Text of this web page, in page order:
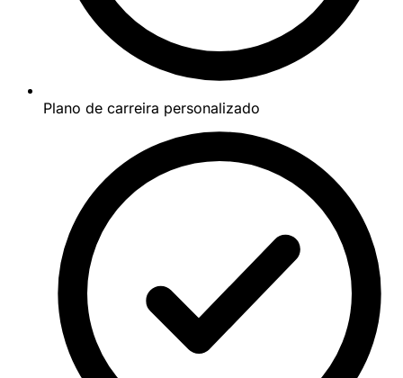
Plano de carreira personalizado